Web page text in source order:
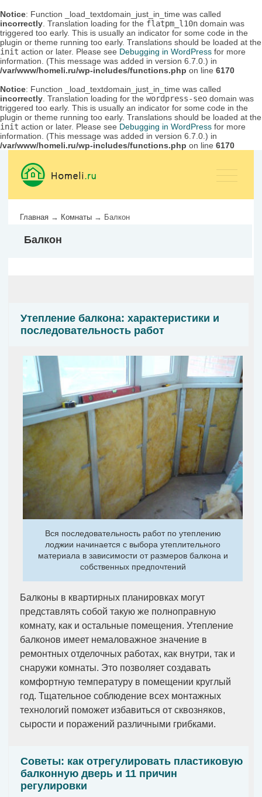
Notice: Function _load_textdomain_just_in_time was called
incorrectly . Translation loading for the flatpm_l10n domain was
triggered too early. This is usually an indicator for some code in the
plugin or theme running too early. Translations should be loaded at the
init action or later. Please see Debugging in WordPress for more
information. (This message was added in version 6.7.0.) in
/var/www/homeli.ru/wp-includes/functions.php on line 6170
Notice: Function _load_textdomain_just_in_time was called
incorrectly . Translation loading for the wordpress-seo domain was
triggered too early. This is usually an indicator for some code in the
plugin or theme running too early. Translations should be loaded at the
init action or later. Please see Debugging in WordPress for more
information. (This message was added in version 6.7.0.) in
/var/www/homeli.ru/wp-includes/functions.php on line 6170
Главная → Комнаты → Балкон
Балкон
Утепление балкона: характеристики и
последовательность работ
Вся последовательность работ по утеплению
лоджии начинается с выбора утеплительного
материала в зависимости от размеров балкона и
собственных предпочтений
Балконы в квартирных планировках могут
представлять собой такую же полноправную
комнату, как и остальные помещения. Утепление
балконов имеет немаловажное значение в
ремонтных отделочных работах, как внутри, так и
снаружи комнаты. Это позволяет создавать
комфортную температуру в помещении круглый
год. Тщательное соблюдение всех монтажных
технологий поможет избавиться от сквозняков,
сырости и поражений различными грибками.
Советы: как отрегулировать пластиковую
балконную дверь и 11 причин
регулировки